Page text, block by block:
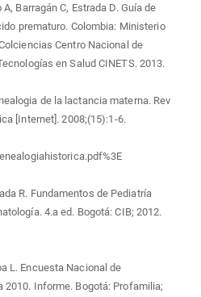
Barragán C, Estrada D. Guía de
prematuro. Colombia: Ministerio
Centro Nacional de
en Salud CINETS. 2013.
de la lactancia materna. Rev
[Internet]. 2008;(15):1-6.
R. Fundamentos de Pediatría
4.a ed. Bogotá: CIB; 2012.
L. Encuesta Nacional de
2010. Informe. Bogotá: Profamilia;